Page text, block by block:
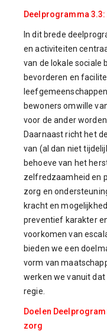
Deelprogramma
In dit brede
en activiteiten
van de lokale sociale
bevorderen en
bewoners omwille
voor de ander
Daarnaast richt het
van (al dan niet
behoeve van het
zelfredzaamheid en
zorg en
kracht en
preventief karakter
voorkomen van
bieden we een
vorm van
werken we vanuit
regie.
Doelen
zorg